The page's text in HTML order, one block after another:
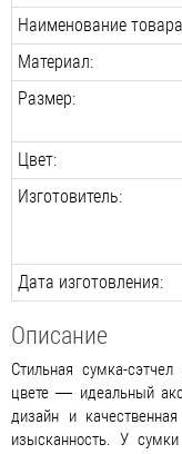
Наименование
Материал:
Размер:
Цвет:
Изготовитель:
Дата изготовления:
Описание
Стильная сумка-
цвете — идеальный
дизайн и
изысканность. У